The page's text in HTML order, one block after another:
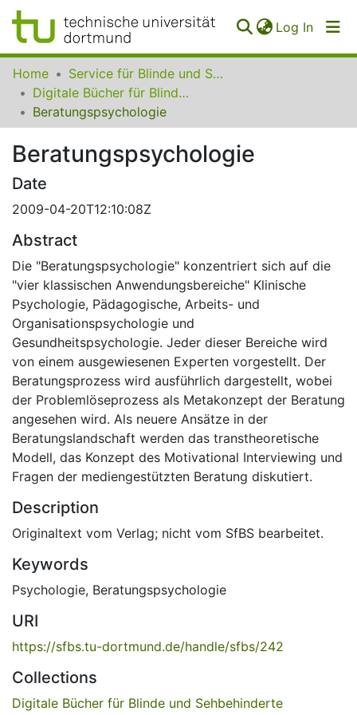
Log In
Communities
Collections
FAQ
Home
Service für Blinde und Sehbehinderte der UB Dortmund
Digitale Bücher für Blinde und Sehbehinderte
Beratungspsychologie
Beratungspsychologie
Date
2009-04-20T12:10:08Z
Abstract
Die "Beratungspsychologie" konzentriert sich auf die
"vier klassischen Anwendungsbereiche" Klinische
Psychologie, Pädagogische, Arbeits- und
Organisationspsychologie und
Gesundheitspsychologie. Jeder dieser Bereiche wird
von einem ausgewiesenen Experten vorgestellt. Der
Beratungsprozess wird ausführlich dargestellt, wobei
der Problemlöseprozess als Metakonzept der Beratung
angesehen wird. Als neuere Ansätze in der
Beratungslandschaft werden das transtheoretische
Modell, das Konzept des Motivational Interviewing und
Fragen der mediengestützten Beratung diskutiert.
Description
Originaltext vom Verlag; nicht vom SfBS bearbeitet.
Keywords
Psychologie, Beratungspsychologie
URI
https://sfbs.tu-dortmund.de/handle/sfbs/242
Collections
Digitale Bücher für Blinde und Sehbehinderte